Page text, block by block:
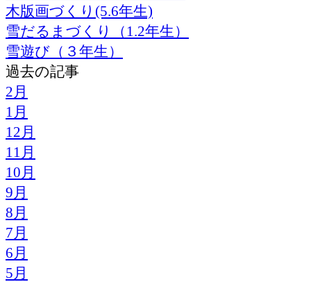
木版画づくり(5.6年生)
雪だるまづくり（1.2年生）
雪遊び（３年生）
過去の記事
2月
1月
12月
11月
10月
9月
8月
7月
6月
5月